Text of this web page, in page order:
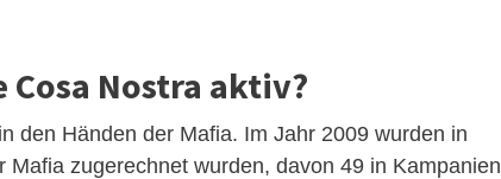
Nostra aktiv?
den Händen der Mafia. Im Jahr 2009 wurden in
zugerechnet wurden, davon 49 in Kampanien